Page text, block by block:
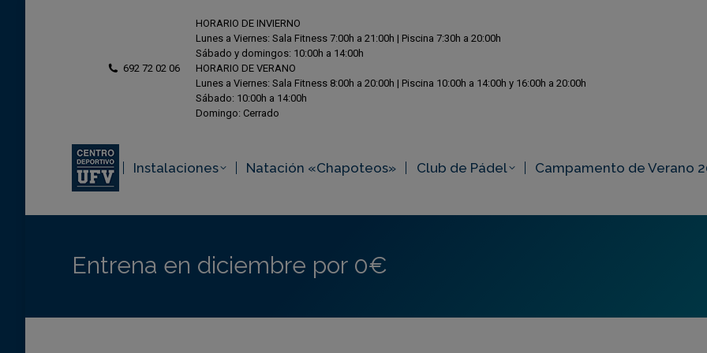
692 72 02 06
HORARIO DE INVIERNO
Lunes a Viernes: Sala Fitness 7:00h a 21:00h | Piscina 7:30h a 20:00h
Sábado y domingos: 10:00h a 14:00h
HORARIO DE VERANO
Lunes a Viernes: Sala Fitness 8:00h a 20:00h | Piscina 10:00h a 14:00h y 16:00h a 20:00h
Sábado: 10:00h a 14:00h
Domingo: Cerrado
Instalaciones Natación «Chapoteos» Club de Pádel Campamento de Verano
Entrena en diciembre por 0€